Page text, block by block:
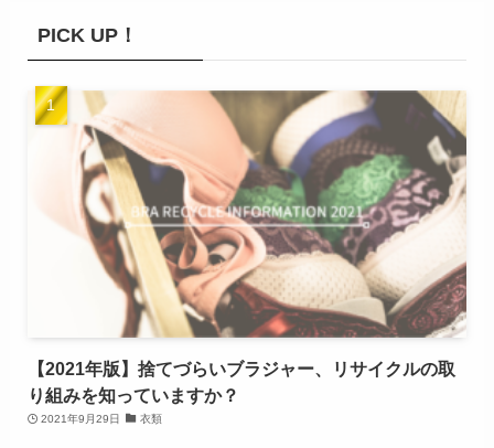
PICK UP！
【2021年版】捨てづらいブラジャー、リサイクルの取
り組みを知っていますか？
2021年9月29日 衣類